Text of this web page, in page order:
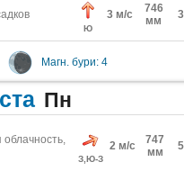
Ю
3 м/с
746
мм
Магн. бури: 4
Пн
З,Ю-З
2 м/с
747
мм